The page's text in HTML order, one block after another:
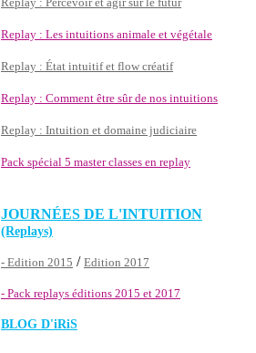
Replay : Les intuitions animale et végétale
Replay : État intuitif et flow créatif
Replay : Comment être sûr de nos intuitions
Replay : Intuition et domaine judiciaire
Pack spécial 5 master classes en replay
JOURNÉES DE L'INTUITION
(Replays)
- Edition 2015 / Edition 2017
- Pack replays éditions 2015 et 2017
BLOG D'iRiS